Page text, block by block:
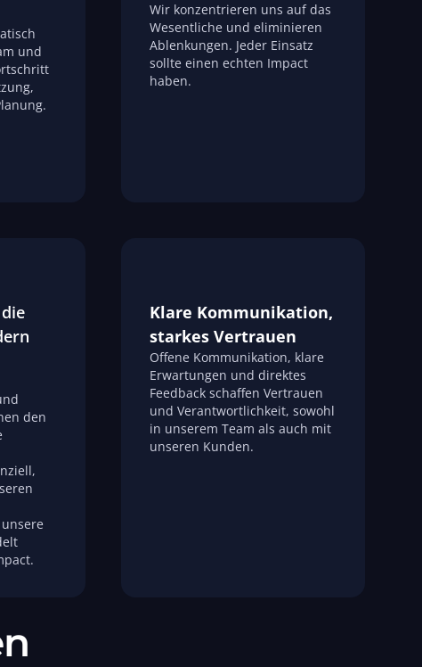
und
Wir konzentrieren uns auf das
Wesentliche und eliminieren
Ablenkungen. Jeder Einsatz
sollte einen echten Impact
haben.
den
Klare Kommunikation,
starkes Vertrauen
Offene Kommunikation, klare
Erwartungen und direktes
Feedback schaffen Vertrauen
und Verantwortlichkeit, sowohl
in unserem Team als auch mit
unseren Kunden.